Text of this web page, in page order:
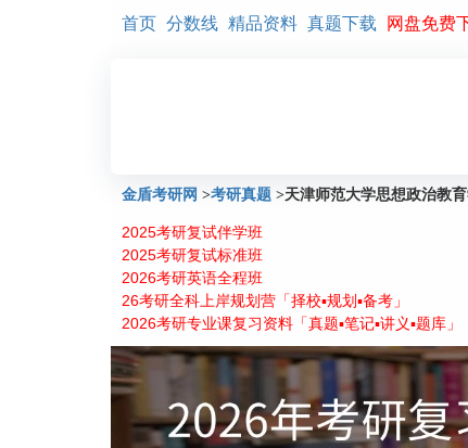
首页 分数线 精品资料 真题下载 网盘免费
金盾考研网 >考研真题 >天津师范大学思想政治教
2025考研复试伴学班
2025考研复试标准班
2026考研英语全程班
26考研全科上岸规划营「择校▪规划▪备考」
2026考研专业课复习资料「真题▪笔记▪讲义▪题库」